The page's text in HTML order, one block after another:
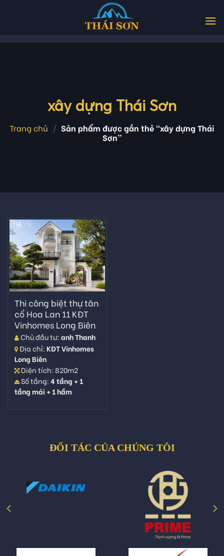
xây dựng Thái Sơn
Trang chủ / Sản phẩm được gắn thẻ “xây dựng Thái
Sơn”
Thi công biệt thự tân
cổ Hoa Lan 11 KĐT
Vinhomes Long Biên
Chủ đầu tư: anh Thanh
Địa chỉ: KĐT Vinhomes
Long Biên
Diện tích: 820m2
Số tầng: 4 tầng + 1
tầng mái + 1 hầm
ĐỐI TÁC CỦA CHÚNG TÔI